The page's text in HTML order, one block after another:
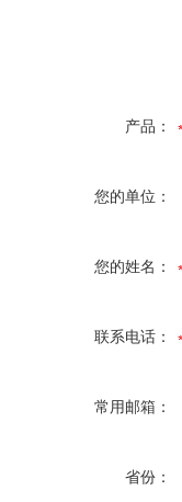
产品：
您的单位：
您的姓名：
联系电话：
常用邮箱：
省份：